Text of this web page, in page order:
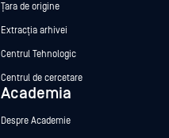
Țara de origine
Extracția arhivei
Centrul Tehnologic
Centrul de cercetare
Academia
Despre Academie